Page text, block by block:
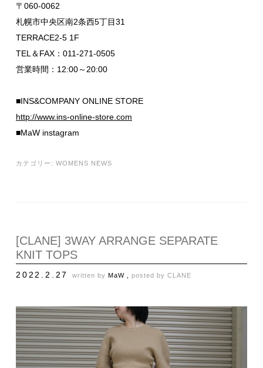
〒060-0062
札幌市中央区南2条西5丁目31
TERRACE2-5 1F
TEL＆FAX：011-271-0505
営業時間：12:00～20:00
■INS&COMPANY ONLINE STORE
http://www.ins-online-store.com
■MaW instagram
カテゴリー: WOMENS NEWS
[CLANE] 3WAY ARRANGE SEPARATE
KNIT TOPS
2022.2.27 written by MaW , posted by CLANE